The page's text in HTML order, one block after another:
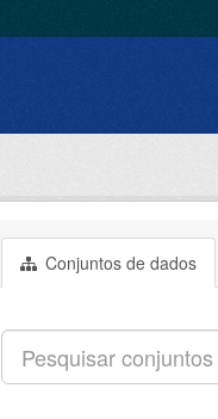
Conjuntos de dados